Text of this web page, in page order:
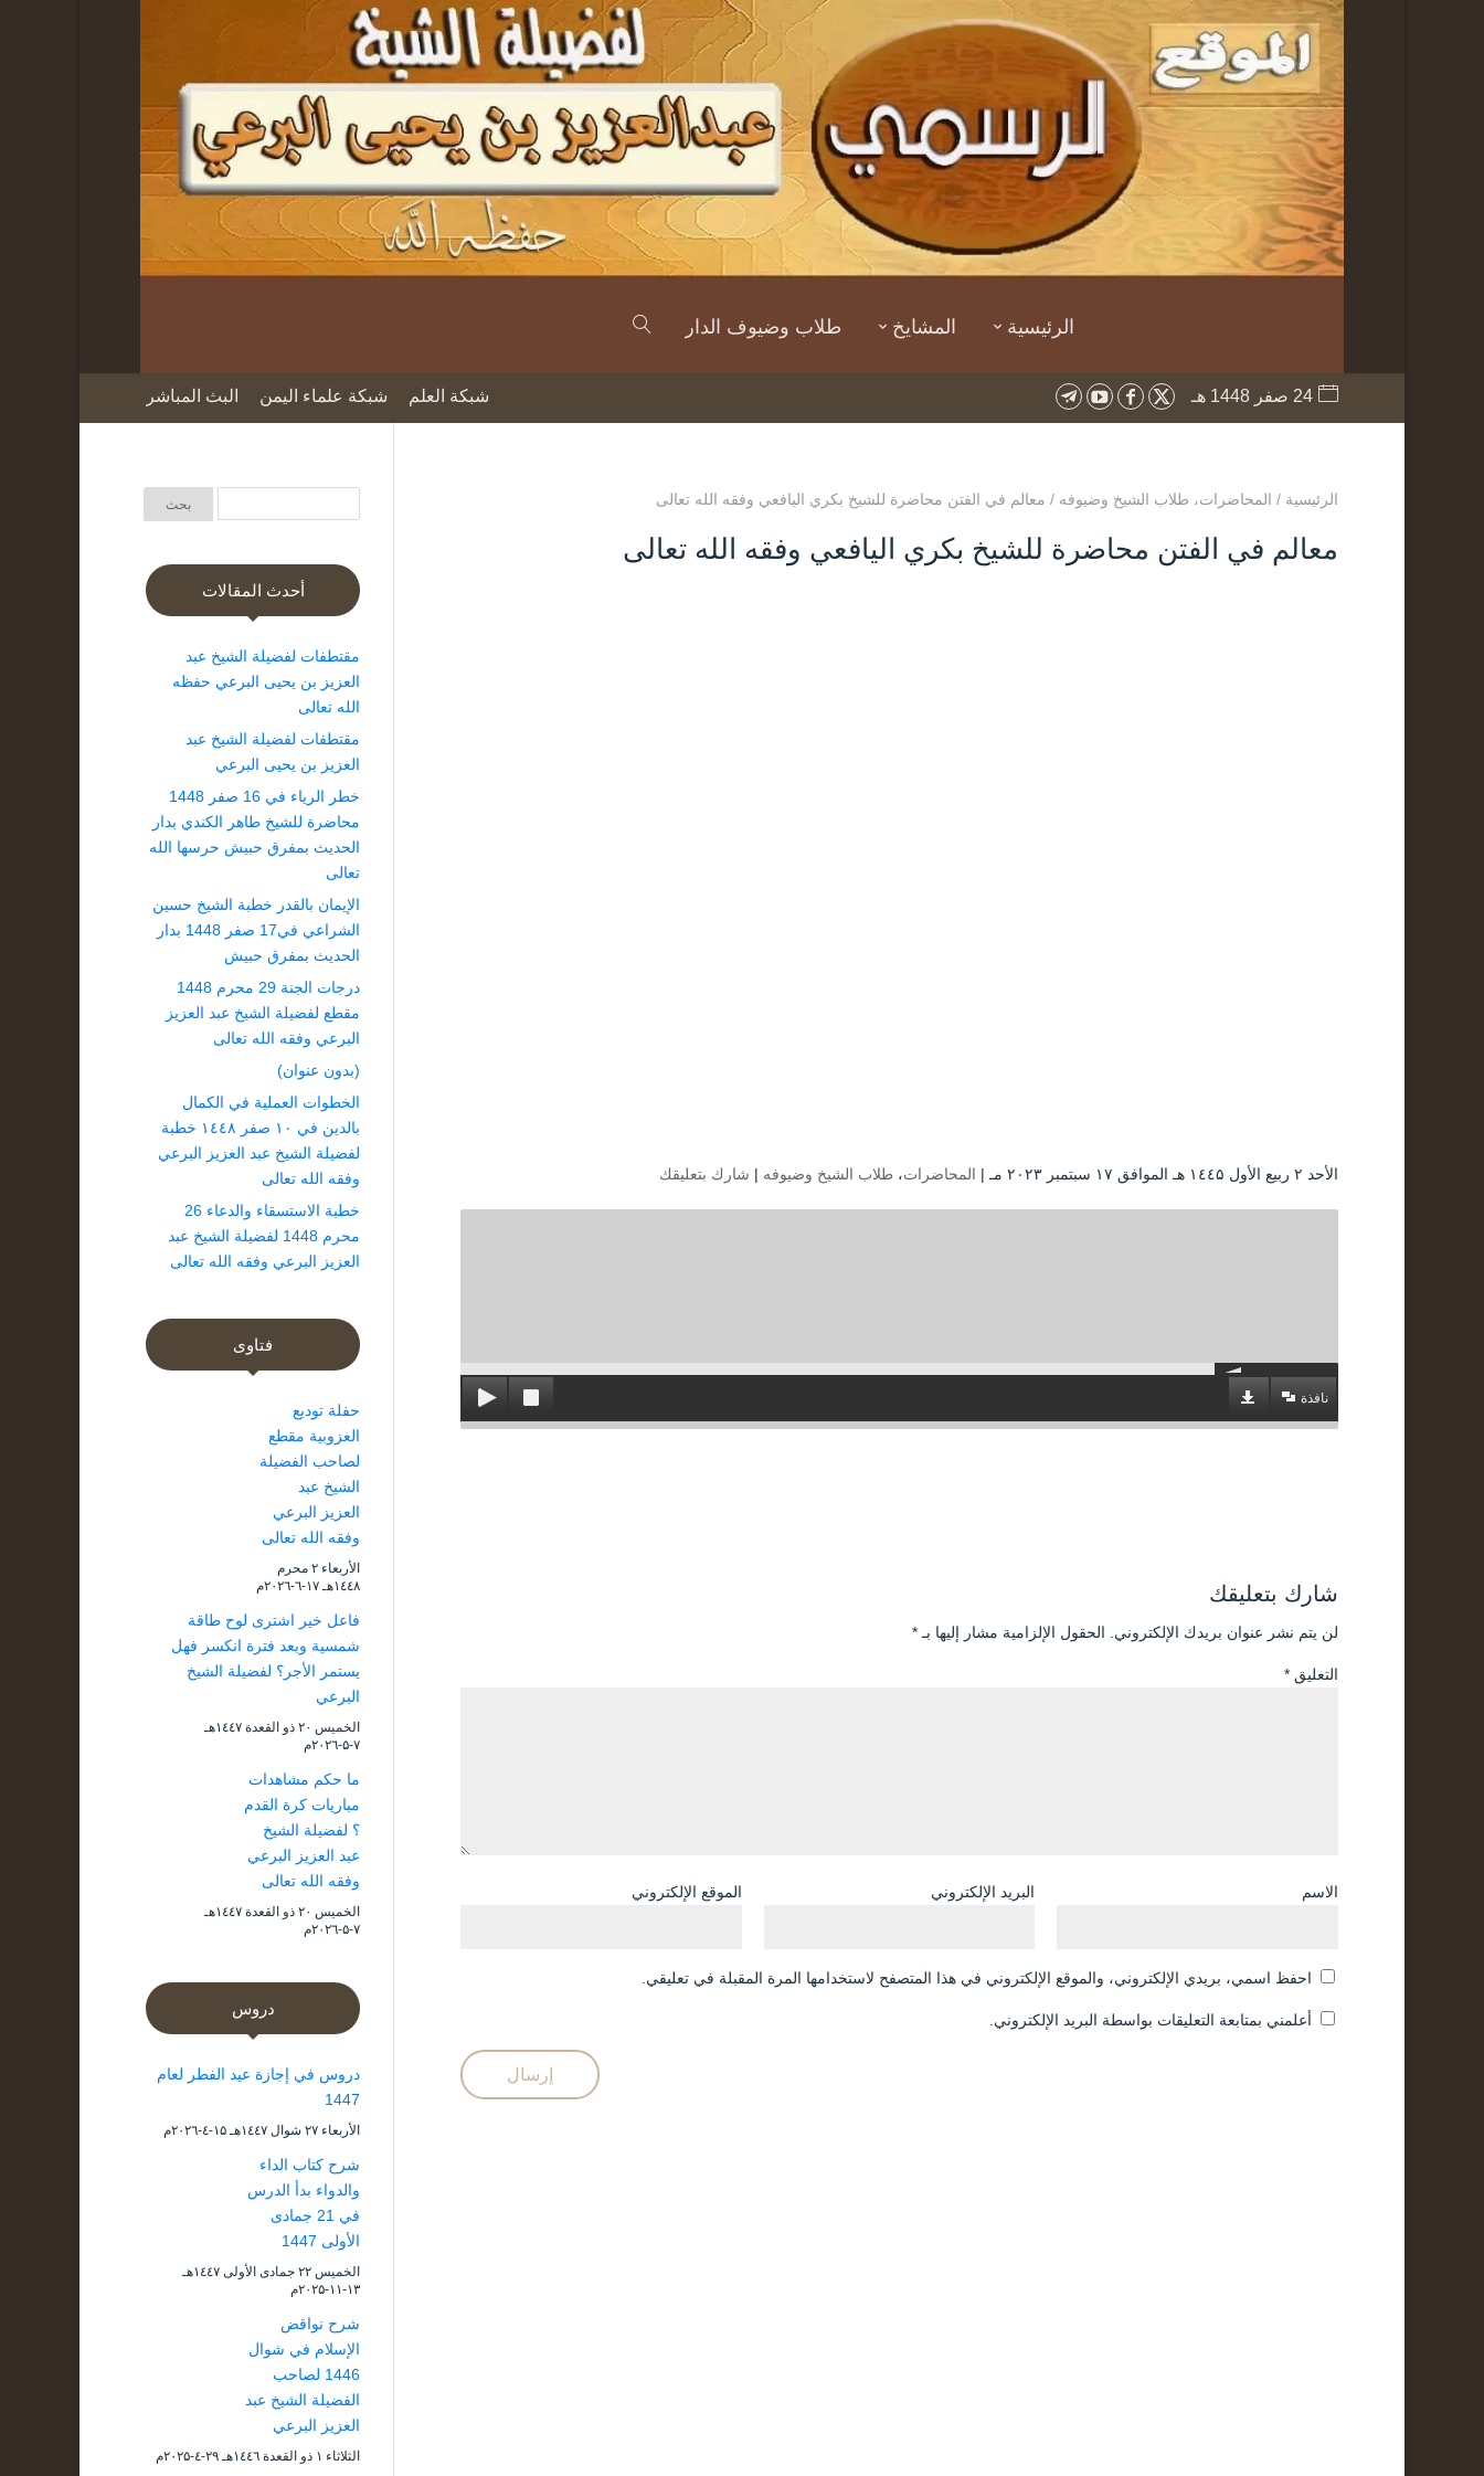
الرئيسية المشايخ طلاب وضيوف الدار
24 صفر 1448 هـ شبكة العلم شبكة علماء اليمن البث المباشر
الرئيسية / المحاضرات، طلاب الشيخ وضيوفه / معالم في الفتن محاضرة للشيخ بكري اليافعي وفقه الله تعالى
معالم في الفتن محاضرة للشيخ بكري اليافعي وفقه الله تعالى
الأحد ۲ ربيع الأول ۱٤٤۵ هـ الموافق ۱۷ سبتمبر ۲۰۲۳ مـ | المحاضرات، طلاب الشيخ وضيوفه | شارك بتعليقك
نافذة
شارك بتعليقك
لن يتم نشر عنوان بريدك الإلكتروني. الحقول الإلزامية مشار إليها بـ *
التعليق *
الاسم البريد الإلكتروني الموقع الإلكتروني
احفظ اسمي، بريدي الإلكتروني، والموقع الإلكتروني في هذا المتصفح لاستخدامها المرة المقبلة في تعليقي.
أعلمني بمتابعة التعليقات بواسطة البريد الإلكتروني.
أحدث المقالات
مقتطفات لفضيلة الشيخ عبد
العزيز بن يحيى البرعي حفظه
الله تعالى
مقتطفات لفضيلة الشيخ عبد
العزيز بن يحيى البرعي
خطر الرياء في 16 صفر 1448
محاضرة للشيخ طاهر الكندي بدار
الحديث بمفرق حبيش حرسها الله
تعالى
الإيمان بالقدر خطبة الشيخ حسين
الشراعي في17 صفر 1448 بدار
الحديث بمفرق حبيش
درجات الجنة 29 محرم 1448
مقطع لفضيلة الشيخ عبد العزيز
البرعي وفقه الله تعالى
(بدون عنوان)
الخطوات العملية في الكمال
بالدين في ١٠ صفر ١٤٤٨ خطبة
لفضيلة الشيخ عبد العزيز البرعي
وفقه الله تعالى
خطبة الاستسقاء والدعاء 26
محرم 1448 لفضيلة الشيخ عبد
العزيز البرعي وفقه الله تعالى
فتاوى
حفلة توديع
العزوبية مقطع
لصاحب الفضيلة
الشيخ عبد
العزيز البرعي
وفقه الله تعالى
الأربعاء ۲ محرم
۱٤٤۸هـ ۱۷-٦-۲۰۲٦م
فاعل خير اشترى لوح طاقة
شمسية وبعد فترة انكسر فهل
يستمر الأجر؟ لفضيلة الشيخ
البرعي
الخميس ۲۰ ذو القعدة ۱٤٤۷هـ
۷-۵-۲۰۲٦م
ما حكم مشاهدات
مباريات كرة القدم
؟ لفضيلة الشيخ
عبد العزيز البرعي
وفقه الله تعالى
الخميس ۲۰ ذو القعدة ۱٤٤۷هـ
۷-۵-۲۰۲٦م
دروس
دروس في إجازة عيد الفطر لعام
1447
الأربعاء ۲۷ شوال ۱٤٤۷هـ ۱۵-٤-۲۰۲٦م
شرح كتاب الداء
والدواء بدأ الدرس
في 21 جمادى
الأولى 1447
الخميس ۲۲ جمادى الأولى ۱٤٤۷هـ
۱۳-۱۱-۲۰۲۵م
شرح نواقض
الإسلام في شوال
1446 لصاحب
الفضيلة الشيخ عبد
العزيز البرعي
الثلاثاء ۱ ذو القعدة ۱٤٤٦هـ ۲۹-٤-۲۰۲۵م